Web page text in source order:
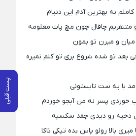
پست قبلی
نه بهترین آدم این دنیام
متنفریم چاقال چون مچ پات معلومه
میان و میرن تو بمون
بعد تو شده شروع بری تو کلم نمیره
با یه ست تابستونی
خوردی پسر نه من آبجو خوردم
دخیه رو دیدی چقد سکسیه
بالا رولو پاس بده تیکی تاکا